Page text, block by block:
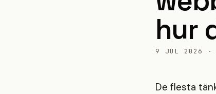
hur
9 JUL 2026 ·
De flesta